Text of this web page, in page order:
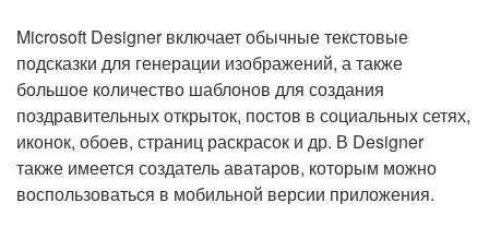
Microsoft Designer включает обычные текстовые
подсказки для генерации изображений, а также
большое количество шаблонов для создания
поздравительных открыток, постов в социальных сетях,
иконок, обоев, страниц раскрасок и др. В Designer
также имеется создатель аватаров, которым можно
воспользоваться в мобильной версии приложения.